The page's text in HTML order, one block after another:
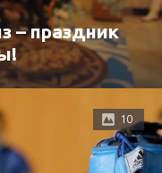
– праздник
10